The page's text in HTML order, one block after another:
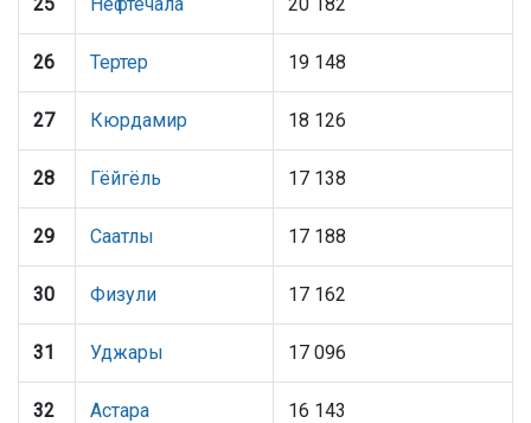
26 Тертер 19 148
27 Кюрдамир 18 126
28 Гёйгёль 17 138
29 Саатлы 17 188
30 Физули 17 162
31 Уджары 17 096
32 Астара 16 143